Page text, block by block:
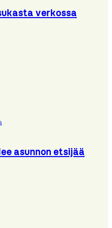
verkossa
asunnon etsijää